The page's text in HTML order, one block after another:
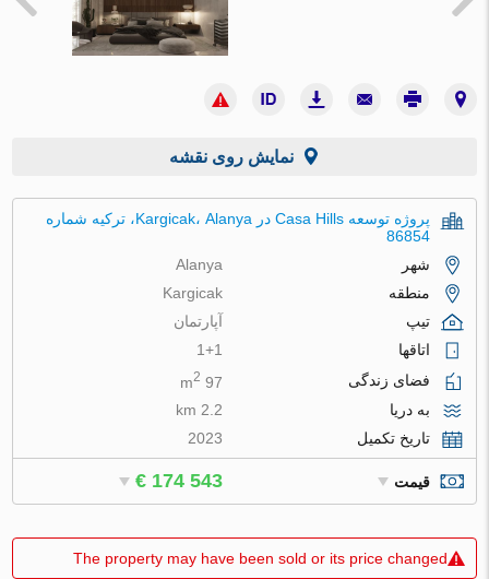
نمایش روی نقشه
پروژه توسعه Casa Hills در Kargicak، Alanya، ترکیه شماره
86854
شهر
Alanya
منطقه
Kargicak
تیپ
آپارتمان
اتاقها
1+1
فضای زندگی
97 m
2
به دریا
2.2 km
تاریخ تکمیل
2023
قیمت € 174 543
The property may have been sold or its price changed